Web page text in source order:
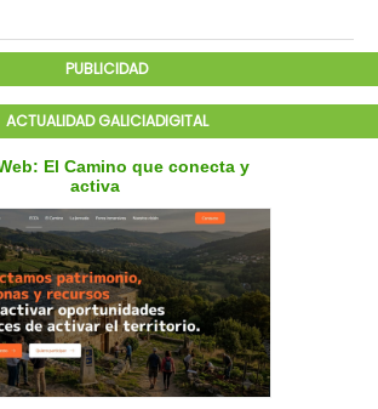
PUBLICIDAD
ACTUALIDAD GALICIADIGITAL